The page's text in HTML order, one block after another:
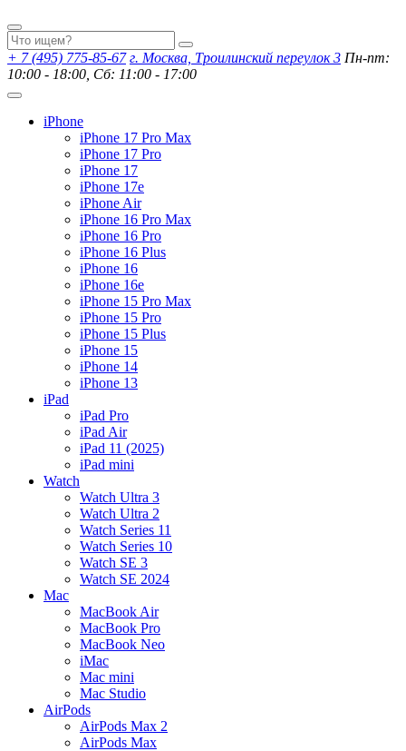
+ 7 (495) 775-85-67 г. Москва, Троилинский переулок 3 Пн-пт:
10:00 - 18:00, Сб: 11:00 - 17:00
iPhone
iPhone 17 Pro Max
iPhone 17 Pro
iPhone 17
iPhone 17e
iPhone Air
iPhone 16 Pro Max
iPhone 16 Pro
iPhone 16 Plus
iPhone 16
iPhone 16e
iPhone 15 Pro Max
iPhone 15 Pro
iPhone 15 Plus
iPhone 15
iPhone 14
iPhone 13
iPad
iPad Pro
iPad Air
iPad 11 (2025)
iPad mini
Watch
Watch Ultra 3
Watch Ultra 2
Watch Series 11
Watch Series 10
Watch SE 3
Watch SE 2024
Mac
MacBook Air
MacBook Pro
MacBook Neo
iMac
Mac mini
Mac Studio
AirPods
AirPods Max 2
AirPods Max